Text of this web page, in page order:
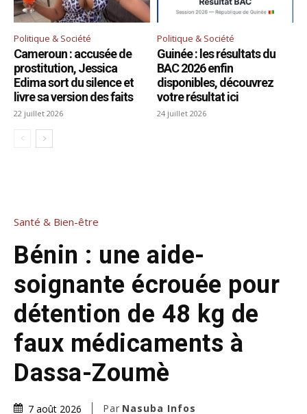
Politique & Société
Cameroun : accusée de
prostitution, Jessica
Edima sort du silence et
livre sa version des faits
22 juillet 2026
Politique & Société
Guinée : les résultats du
BAC 2026 enfin
disponibles, découvrez
votre résultat ici
24 juillet 2026